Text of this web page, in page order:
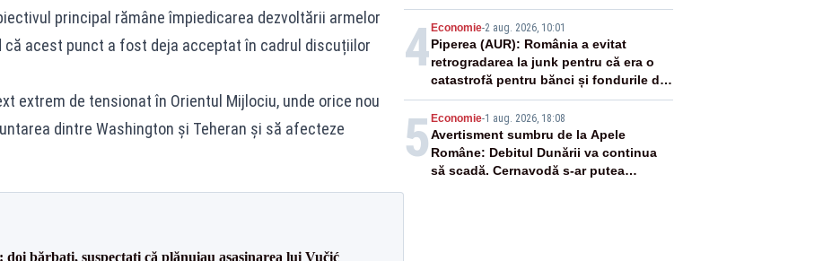
principal rămâne împiedicarea dezvoltării armelor
că acest punct a fost deja acceptat în cadrul discuțiilor
extrem de tensionat în Orientul Mijlociu, unde orice nou
dintre Washington și Teheran și să afecteze
bărbați, suspectați că plănuiau asasinarea lui Vučić
4 Economie-2 aug. 2026, 10:01
Piperea (AUR): România a evitat
retrogradarea la junk pentru că era o
catastrofă pentru bănci și fondurile de
pensii
5 Economie-1 aug. 2026, 18:08
Avertisment sumbru de la Apele
Române: Debitul Dunării va continua
să scadă. Cernavodă s-ar putea